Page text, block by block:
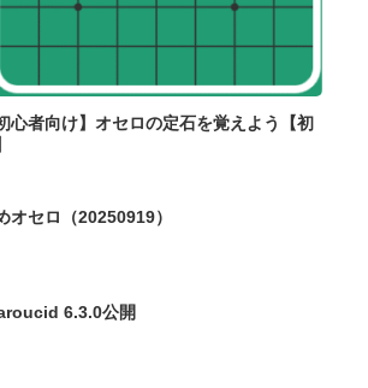
心者向け】オセロの定石を覚えよう【初
オセロ（20250919）
6.3.0公開